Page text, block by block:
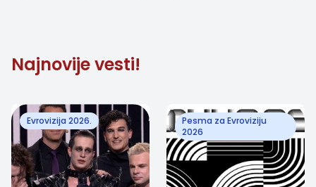
Najnovije vesti!
Evrovizija 2026.
Pesma za Evroviziju
2026